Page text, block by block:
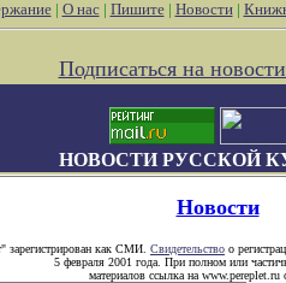
| О нас| Пишите| Новости|
Подписаться на
НОВОСТИ РУССКОЙ
Новости
зарегистрирован как СМИ. Свидетельство о
5 февраля 2001 года. При полном или
материалов ссылка на www.pereplet.ru